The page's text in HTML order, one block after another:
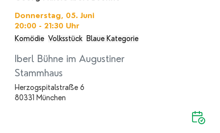
Donnerstag, 05. Juni
20:00 - 21:30 Uhr
Komödie Volksstück Blaue Kategorie
Iberl Bühne im Augustiner
Stammhaus
Herzogspitalstraße 6
80331 München